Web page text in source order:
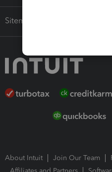
Sitemap
About Intuit Join Our Team